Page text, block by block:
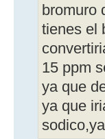
bromuro
tienes el
15 ppm
ya que
ya que